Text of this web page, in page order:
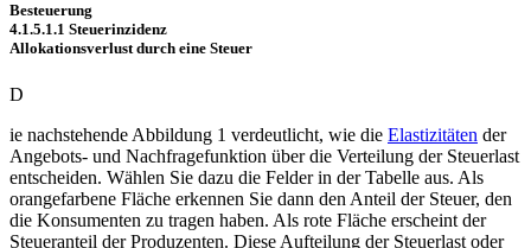
Besteuerung
4.1.5.1.1 Steuerinzidenz
Allokationsverlust durch eine Steuer
D
ie nachstehende Abbildung 1 verdeutlicht, wie die Elastizitäten der
Angebots- und Nachfragefunktion über die Verteilung der Steuerlast
entscheiden. Wählen Sie dazu die Felder in der Tabelle aus. Als
orangefarbene Fläche erkennen Sie dann den Anteil der Steuer, den
die Konsumenten zu tragen haben. Als rote Fläche erscheint der
Steueranteil der Produzenten. Diese Aufteilung der Steuerlast oder